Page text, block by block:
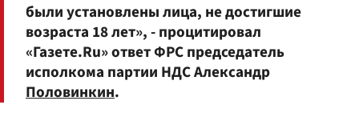
были установлены лица, не достигшие
возраста 18 лет», - процитировал
«Газете.Ru» ответ ФРС председатель
исполкома партии НДС Александр
Половинкин.